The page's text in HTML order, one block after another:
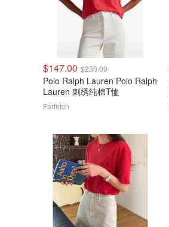
$147.00 $230.00
Polo Ralph Lauren Polo Ralph
Lauren 刺绣纯棉T恤
Farfetch